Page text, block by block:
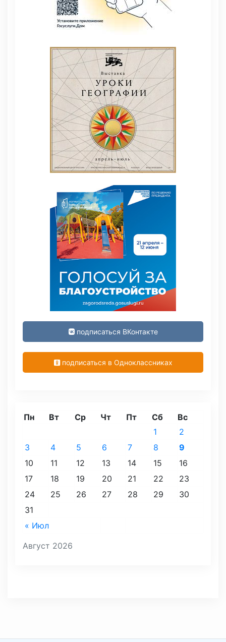
подписаться ВКонтакте
подписаться в Одноклассниках
Август 2026
Пн Вт Ср Чт Пт Сб Вс
« Июл
1
2
3
4 5 6 7 8
9
10
11 12 13 14 15
16
17
18 19 20 21 22
23
24
25 26 27 28 29
30
31